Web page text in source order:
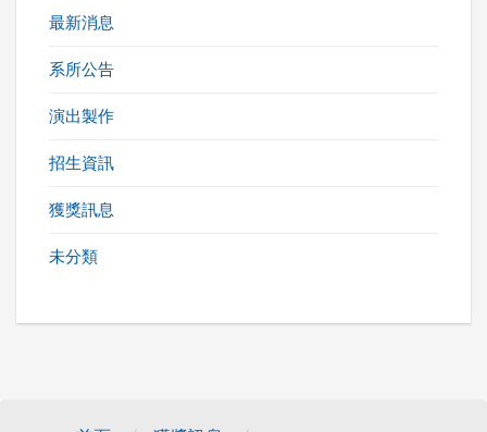
最新消息
系所公告
演出製作
招生資訊
獲獎訊息
未分類